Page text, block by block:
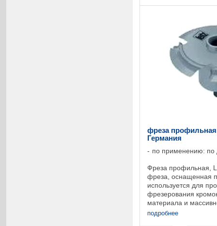
фреза профильная
Германия
по применению: по
Фреза профильная,
фреза, оснащенная
используется для
фрезерования
материала и
станках с i-System,
подробнее